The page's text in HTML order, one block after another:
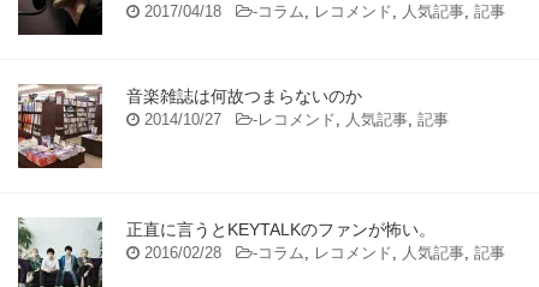
2017/04/18 -コラム レコメンド 人気記事 記事
音楽雑誌は何故つまらないのか
2014/10/27 -レコメンド 人気記事 記事
正直に言うとKEYTALKのファンが怖い。
2016/02/28 -コラム レコメンド 人気記事 記事